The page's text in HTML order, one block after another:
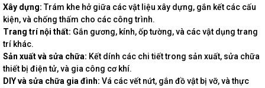
Xây dựng:Trám khe hở giữa các vật liệu xây dựng, gắn kết các cấu
kiện, và chống thấm cho các công trình.
Trang trí nội thất: Gắn gương, kính, ốp tường, và các vật dụng trang
trí khác.
Sản xuất và sửa chữa: Kết dính các chi tiết trong sản xuất, sửa chữa
thiết bị điện tử, và gia công cơ khí.
DIY và sửa chữa gia đình: Vá các vết nứt, gắn đồ vật bị vỡ, và thực